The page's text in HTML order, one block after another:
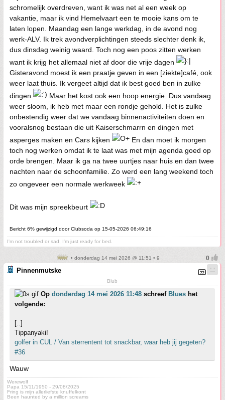
schromelijk overdreven, want ik was net al een week op
vakantie, maar ik vind Hemelvaart een te mooie kans om te
laten lopen. Maandag een lange werkdag, in de avond nog
werk-ALV. Ik trek avondverplichtingen steeds slechter denk ik,
dus dinsdag weinig waard. Toch nog een poos zitten werken
want ik krijg het allemaal niet af door die vrije dagen
Gisteravond moest ik een praatje geven in een [ziekte]café, ook
weer laat thuis. Ik vergeet altijd dat ik best goed ben in zulke
dingen
Maar het kost ook een hoop energie. Dus vandaag
weer sloom, ik heb met maar een rondje gehold. Het is zulke
onbestendig weer dat we vandaag binnenactiviteiten doen en
vooralsnog bestaan die uit Kaiserschmarrn en dingen met
asperges maken en Cars kijken
En dan moet ik morgen
toch nog werken omdat ik te laat was met mijn agenda goed op
orde brengen. Maar ik ga na twee uurtjes naar huis en dan twee
nachten naar de schoonfamilie. Zo werd een lang weekend toch
zo ongeveer een normale werkweek
Dit was mijn spreekbeurt
Bericht 6% gewijzigd door Clubsoda op 15-05-2026 06:49:16
I'm not troubled or sad, I'm just ready for bed.
• donderdag 14 mei 2026 @ 11:51 • 9
Pinnenmutske
Blub
Op donderdag 14 mei 2026 11:48 schreef Blues het
volgende:
[..]
Tippanyaki!
golfer in CUL / Van sterrentent tot snackbar, waar heb jij gegeten?
#36
Wauw
Werewolf
Papa 15/11/1950 - 29/08/2025
Fring is mijn allerliefste knuffelkont
Been haunted by a million screams